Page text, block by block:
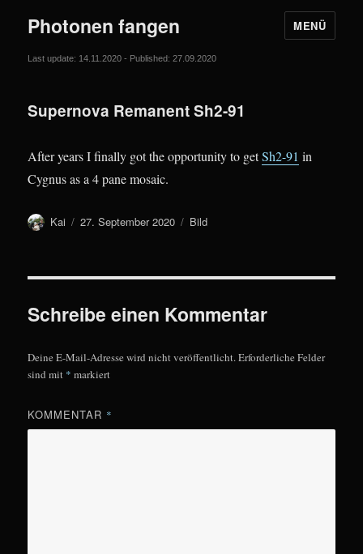
Photonen fangen MENÜ
Last update: 14.11.2020 - Published: 27.09.2020
Supernova Remanent Sh2-91
After years I finally got the opportunity to getSh2-91 in
Cygnus as a 4 pane mosaic.
Autor
Kai
Veröffentlicht
27. September 2020 Format
Bild
Schreibe einen Kommentar
Deine E-Mail-Adresse wird nicht veröffentlicht.Erforderliche Felder
sind mit * markiert
KOMMENTAR *